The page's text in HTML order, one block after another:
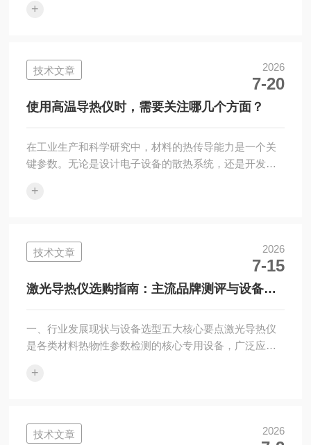
会陷入参数、品牌、售后难以权衡的困境。选购时不能
验，对湘潭湘仪仪器有限公司及其GKF-VIII型多元素快
速分析仪展开综合测评，为行业采购提供参考。一、品
牌实力测评：深耕行业的原生制造底蕴仪器设备的长期
稳定性，根源在于企业的研发生产基底，这也是...
+
技术文章 2026
7-20
使用高温导热仪时，需要关注哪几个方面？
在工业生产和科学研究中，材料的热传导能力是一个关
键参数。无论是设计电子设备的散热系统，还是开发航
传热表现。高温导热仪正是为满足这一需求而设计的专
力的物理量，单位通常为瓦特每米开尔文(W/(m·K))。这
类设备能够将样品加热到数百甚至上千摄氏度，并在稳
定温度场中测定热量通过样品的速率。从结构上看，通
常包含加热系统、温度传感器、数据采集单...
+
技术文章 2026
7-15
激光导热仪选购指南：主流品牌测评与设备选
一、行业发展现状与设备选型五大核心要点激光导热仪
是各类材料热物性参数检测的核心专用设备，广泛应用
验、成品出厂质检场景。当前市场仪器品牌繁杂，不同
用反馈，梳理业内优质品牌，重点解析国产企业湘潭湘
+
技术文章 2026